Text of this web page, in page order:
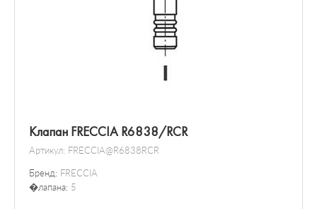
Клапан FRECCIA R6838/RCR
Артикул: FRECCIA@R6838RCR
Бренд: FRECCIA
�лапана: 5